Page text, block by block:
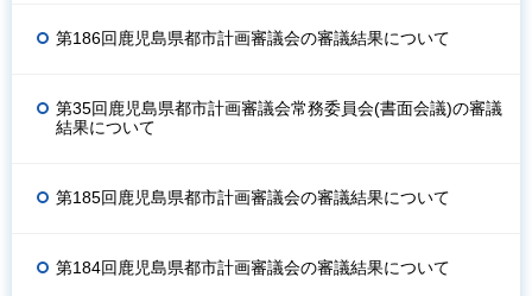
第186回鹿児島県都市計画審議会の審議結果について
第35回鹿児島県都市計画審議会常務委員会(書面会議)の審議
結果について
第185回鹿児島県都市計画審議会の審議結果について
第184回鹿児島県都市計画審議会の審議結果について